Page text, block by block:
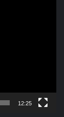
12:25